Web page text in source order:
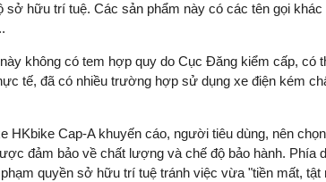
sở hữu trí tuệ. Các sản phẩm này có các tên gọi
không có tem hợp quy do Cục Đăng kiểm cấp, có
tế, đã có nhiều trường hợp sử dụng xe điện kém
HKbike Cap-A khuyến cáo, người tiêu dùng, nên
đảm bảo về chất lượng và chế độ bảo hành. Phía
quyền sở hữu trí tuệ tránh việc vừa "tiền mất, tật